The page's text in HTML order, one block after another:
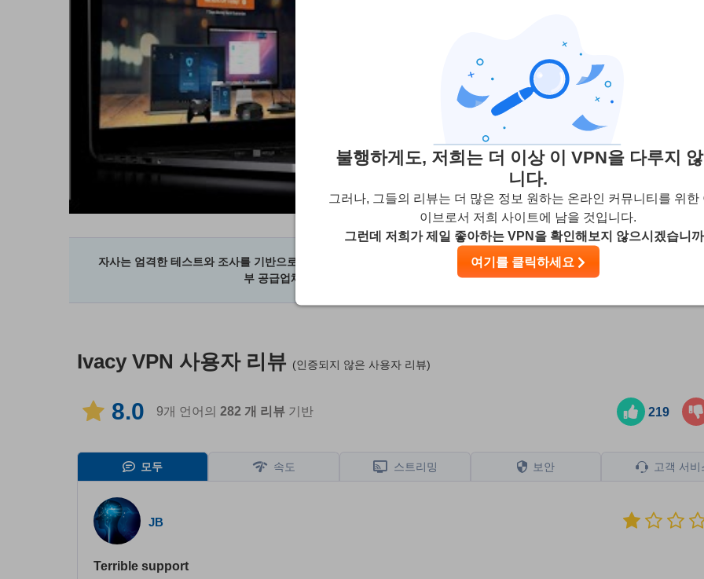
자사는 엄격한 테스트와 조사를 기반으로 공급업체를 리뷰하지만 사용자의 피드백과 공급업체와의 제휴 커미션도 고려합니
부 공급업체는 자사의 모회사가 소유하고 있습니다.자세한 내용 보기
Ivacy VPN 사용자 리뷰 (인증되지 않은 사용자 리뷰)
8.0 9개 언어의 282 개 리뷰 기반 219
모두 속도 스트리밍 보안 고객 서비
JB
Terrible support
불행하게도, 저희는 더 이상 이 VPN을 다루지
니다.
그러나, 그들의 리뷰는 더 많은 정보 원하는 온라인 커뮤니티를 위한
이브로서 저희 사이트에 남을 것입니다.
그런데 저희가 제일 좋아하는 VPN을 확인해보지 않으시겠습니
여기를 클릭하세요